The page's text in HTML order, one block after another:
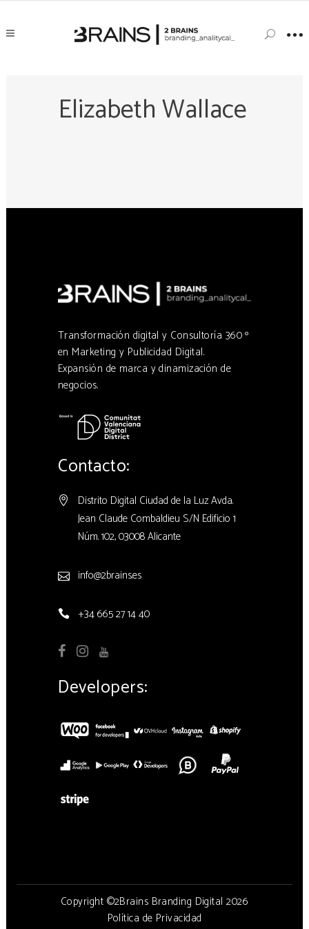
Elizabeth Wallace
Transformación digital y Consultoría 360 º
en Marketing y Publicidad Digital.
Expansión de marca y dinamización de
negocios.
Contacto:
Distrito Digital Ciudad de la Luz Avda.
Jean Claude Combaldieu S/N Edificio 1
Núm. 102, 03008 Alicante
info@2brains.es
+34 665 27 14 40
Developers:
Copyright ©2Brains Branding Digital 2026
Política de Privacidad